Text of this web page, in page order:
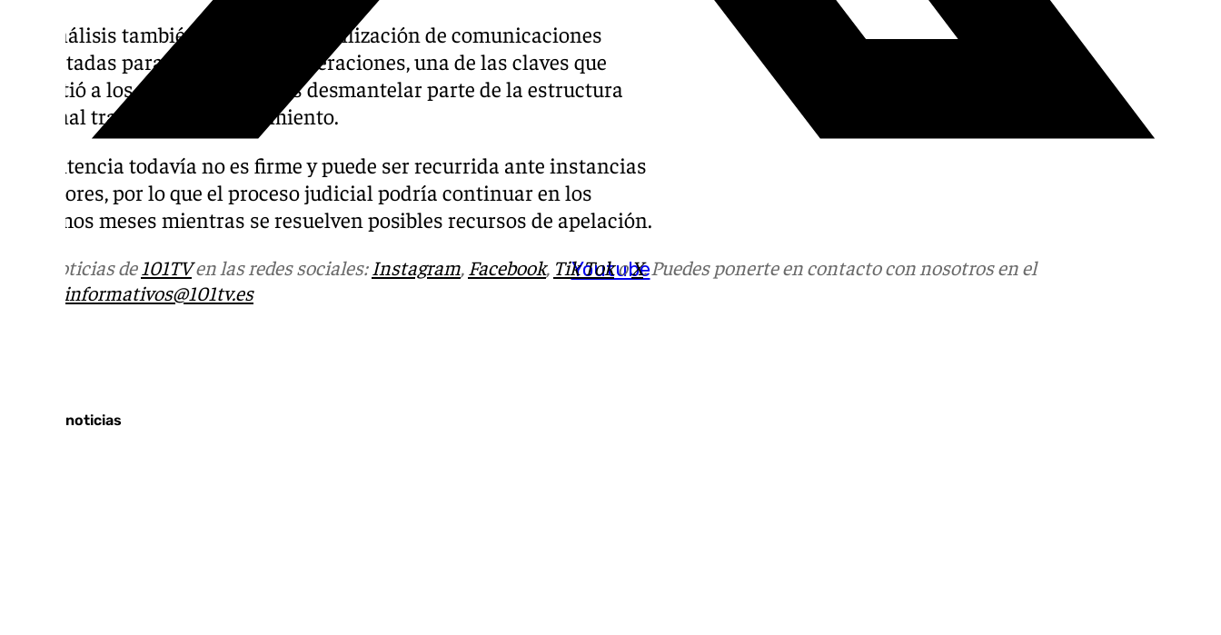
Youtube
Los análisis también apuntan a la utilización de comunicaciones
encriptadas para coordinar las operaciones, una de las claves que
permitió a los agentes policiales desmantelar parte de la estructura
criminal tras meses de seguimiento.
La sentencia todavía no es firme y puede ser recurrida ante instancias
superiores, por lo que el proceso judicial podría continuar en los
próximos meses mientras se resuelven posibles recursos de apelación.
Más noticias de101TVen las redes sociales:Instagram, Facebook, Tik TokoX. Puedes ponerte en contacto con nosotros en el
informativos@101tv.es
Últimas noticias